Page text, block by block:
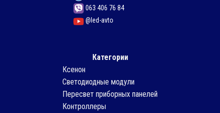
063 406 76 84
@led-avto
Категории
Ксенон
Светодиодные модули
Пересвет приборных панелей
Контроллеры